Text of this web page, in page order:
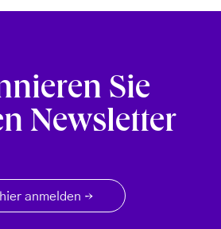
Sie
Newsletter
hier anmelden →